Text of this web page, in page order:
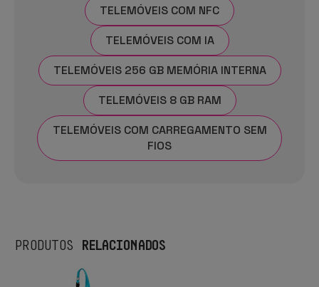
TELEMÓVEIS COM NFC
TELEMÓVEIS COM IA
TELEMÓVEIS 256 GB MEMÓRIA INTERNA
TELEMÓVEIS 8 GB RAM
TELEMÓVEIS COM CARREGAMENTO SEM
FIOS
PRODUTOS RELACIONADOS